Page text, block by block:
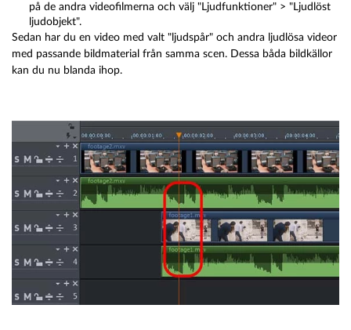
på de andra videofilmerna och välj "Ljudfunktioner" > "Ljudlöst
ljudobjekt".
Sedan har du en video med valt "ljudspår" och andra ljudlösa videor
med passande bildmaterial från samma scen. Dessa båda bildkällor
kan du nu blanda ihop.